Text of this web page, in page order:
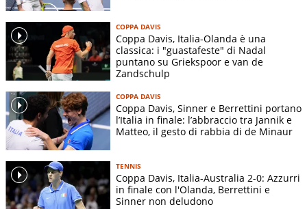
COPPA DAVIS
Coppa Davis, Italia-Olanda è una
classica: i "guastafeste" di Nadal
puntano su Griekspoor e van de
Zandschulp
COPPA DAVIS
Coppa Davis, Sinner e Berrettini portano
l’Italia in finale: l’abbraccio tra Jannik e
Matteo, il gesto di rabbia di de Minaur
TENNIS
Coppa Davis, Italia-Australia 2-0: Azzurri
in finale con l'Olanda, Berrettini e
Sinner non deludono